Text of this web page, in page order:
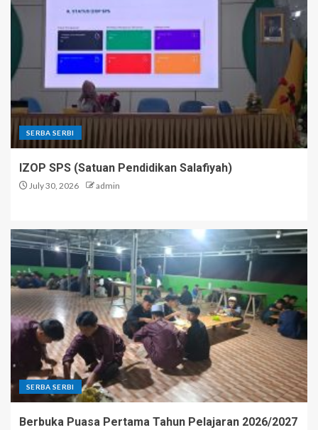
SERBA SERBI
IZOP SPS (Satuan Pendidikan Salafiyah)
July 30, 2026 admin
SERBA SERBI
Berbuka Puasa Pertama Tahun Pelajaran 2026/2027